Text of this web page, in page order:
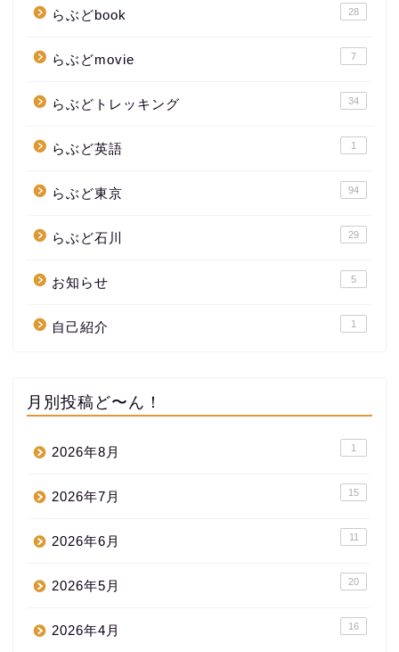
らぶどbook 28
らぶどmovie 7
らぶどトレッキング 34
らぶど英語 1
らぶど東京 94
らぶど石川 29
お知らせ 5
自己紹介 1
月別投稿ど〜ん！
2026年8月 1
2026年7月 15
2026年6月 11
2026年5月 20
2026年4月 16